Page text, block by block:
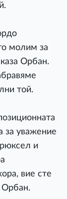
молим за
Орбан.
той.
за уважение
и
вие сте
Орбан.